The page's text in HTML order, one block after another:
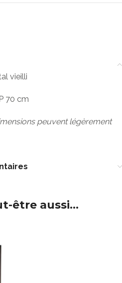
vieilli
70 cm
peuvent légèrement
être aussi…